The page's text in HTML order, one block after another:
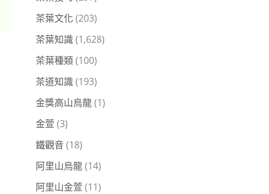
茶葉文化 (203)
茶葉知識(1,628)
茶葉種類(100)
茶道知識(193)
金獎高山烏龍(1)
金萱 (3)
鐵觀音 (18)
阿里山烏龍(14)
阿里山金萱 (11)